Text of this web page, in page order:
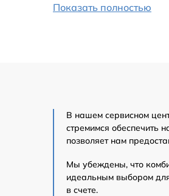
Показать полностью
В нашем сервисном
стремимся обеспечить
позволяет нам
Мы убеждены, что
идеальным выбором
в счете.